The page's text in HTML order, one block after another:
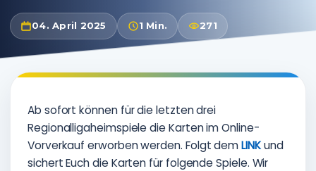
04. April 2025 1 Min. 271
Ab sofort können für die letzten drei
Regionalligaheimspiele die Karten im Online-
Vorverkauf erworben werden. Folgt demLINKund
sichert Euch die Karten für folgende Spiele. Wir